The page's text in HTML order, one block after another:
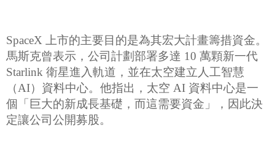
SpaceX 上市的主要目的是為其宏大計畫籌措資金。
馬斯克曾表示，公司計劃部署多達 10 萬顆新一代
Starlink 衛星進入軌道，並在太空建立人工智慧
（AI）資料中心。他指出，太空 AI 資料中心是一
個「巨大的新成長基礎，而這需要資金」，因此決
定讓公司公開募股。